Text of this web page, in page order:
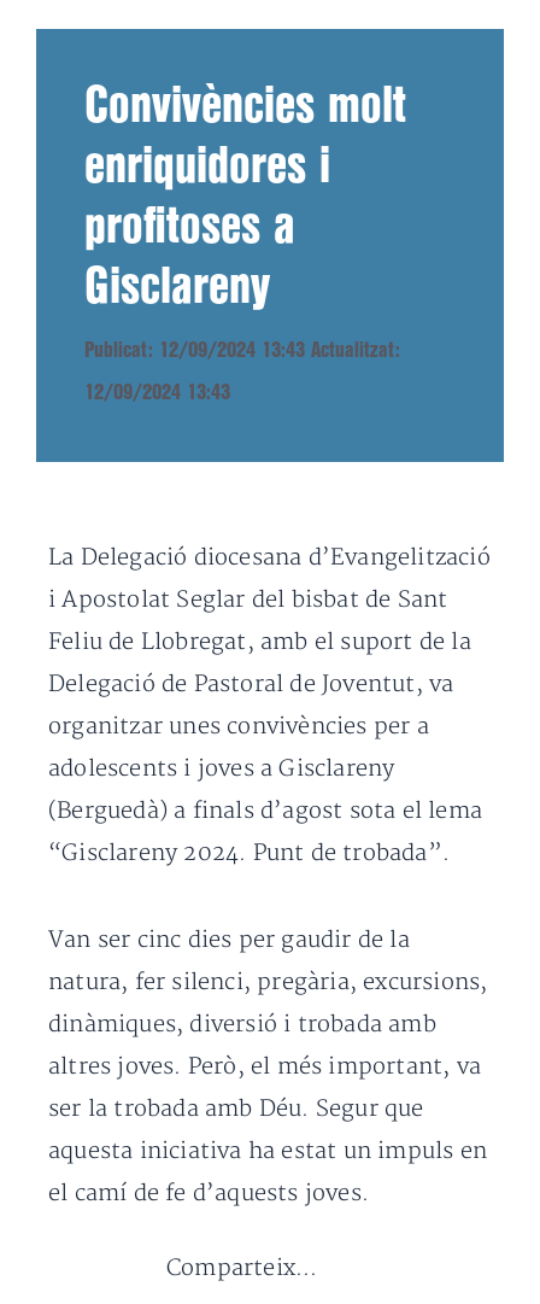
Convivències molt
enriquidores i
profitoses a
Gisclareny
Publicat: 12/09/2024 13:43 Actualitzat:
12/09/2024 13:43
La Delegació diocesana d’Evangelització
i Apostolat Seglar del bisbat de Sant
Feliu de Llobregat, amb el suport de la
Delegació de Pastoral de Joventut, va
organitzar unes convivències per a
adolescents i joves a Gisclareny
(Berguedà) a finals d’agost sota el lema
“Gisclareny 2024. Punt de trobada”.
Van ser cinc dies per gaudir de la
natura, fer silenci, pregària, excursions,
dinàmiques, diversió i trobada amb
altres joves. Però, el més important, va
ser la trobada amb Déu. Segur que
aquesta iniciativa ha estat un impuls en
el camí de fe d’aquests joves.
Comparteix...